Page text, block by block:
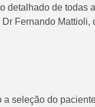
detalhado de todas
Fernando Mattioli,
seleção do